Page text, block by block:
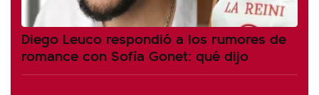
Diego Leuco respondió a los rumores de
romance con Sofía Gonet: qué dijo